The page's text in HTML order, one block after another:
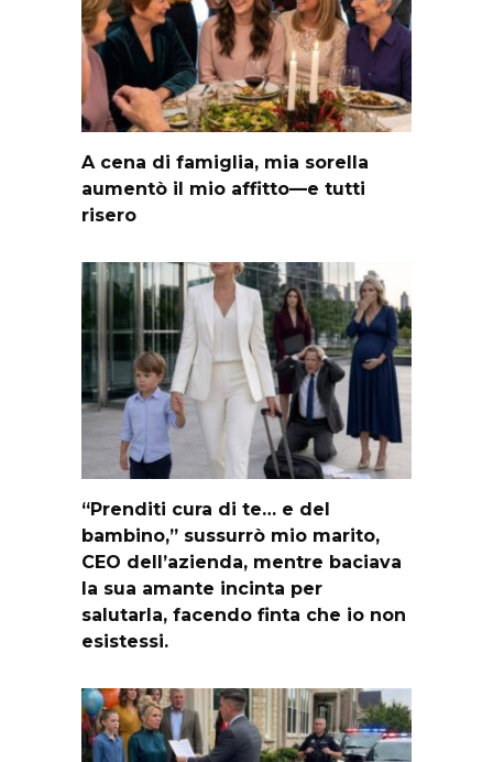
A cena di famiglia, mia sorella
aumentò il mio affitto—e tutti
risero
“Prenditi cura di te… e del
bambino,” sussurrò mio marito,
CEO dell’azienda, mentre baciava
la sua amante incinta per
salutarla, facendo finta che io non
esistessi.